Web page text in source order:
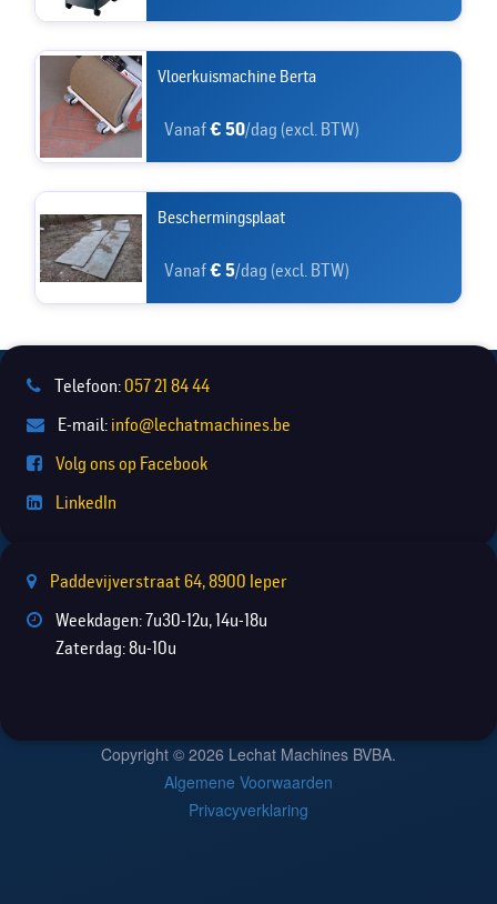
Vloerkuismachine Berta
Vanaf€ 50/dag (excl. BTW)
Beschermingsplaat
Vanaf€ 5/dag (excl. BTW)
Telefoon: 057 21 84 44
E-mail: info@lechatmachines.be
Volg ons op Facebook
LinkedIn
Paddevijverstraat 64, 8900 Ieper
Weekdagen: 7u30-12u, 14u-18u
Zaterdag: 8u-10u
Copyright © 2026 Lechat Machines BVBA.
Algemene Voorwaarden
Privacyverklaring